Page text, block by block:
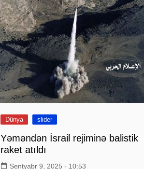
Dünya slider
Yəməndən İsrail rejiminə balistik
raket atıldı
Sentyabr 9, 2025 - 10:53